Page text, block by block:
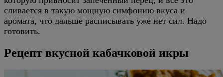
сливается в такую мощную симфонию вкуса и
аромата, что дальше расписывать уже нет сил. Надо
готовить.
Рецепт вкусной кабачковой икры